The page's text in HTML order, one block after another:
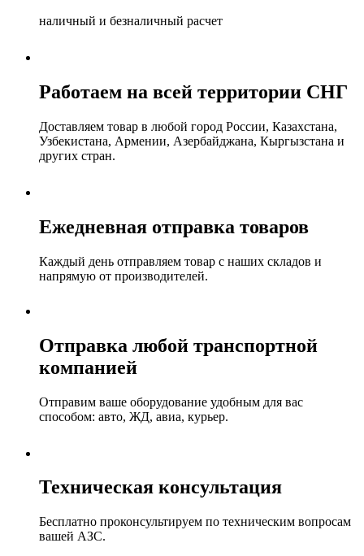
наличный и безналичный расчет
Работаем на всей территории СНГ
Доставляем товар в любой город России, Казахстана,
Узбекистана, Армении, Азербайджана, Кыргызстана и
других стран.
Ежедневная отправка товаров
Каждый день отправляем товар с наших складов и
напрямую от производителей.
Отправка любой транспортной
компанией
Отправим ваше оборудование удобным для вас
способом: авто, ЖД, авиа, курьер.
Техническая консультация
Бесплатно проконсультируем по техническим вопросам
вашей АЗС.